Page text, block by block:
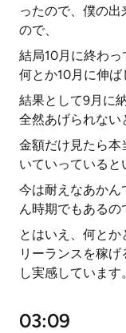
ったので、僕の
ので、
結局10月に終わっ
何とか10月に伸ば
結果として9月に
全然あげられない
金額だけ見たら本
いていっていると
今は耐えなあかん
ん時期でもあるの
とはいえ、何と
リーランスを稼
し実感しています。
03:09